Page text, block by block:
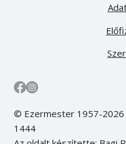
© Ezermester 1957-2026
1444